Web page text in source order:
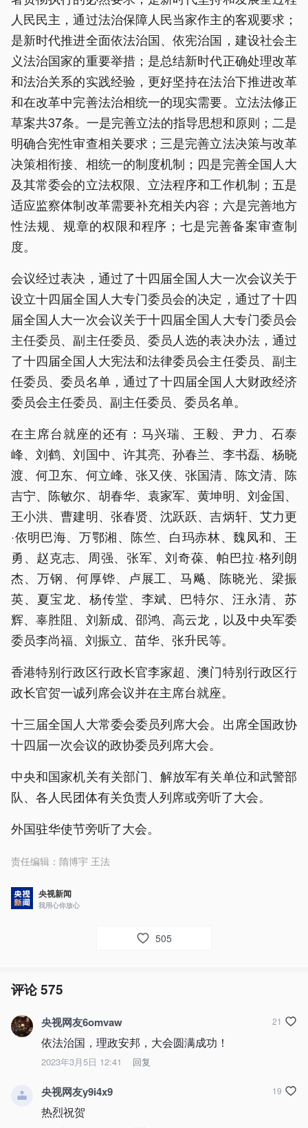
人民民主，通过法治保障人民当家作主的客观要求；
是新时代推进全面依法治国、依宪治国，建设社会主
义法治国家的重要举措；是总结新时代正确处理改革
和法治关系的实践经验，更好坚持在法治下推进改革
和在改革中完善法治相统一的现实需要。立法法修正
草案共37条。一是完善立法的指导思想和原则；二是
明确合宪性审查相关要求；三是完善立法决策与改革
决策相衔接、相统一的制度机制；四是完善全国人大
及其常委会的立法权限、立法程序和工作机制；五是
适应监察体制改革需要补充相关内容；六是完善地方
性法规、规章的权限和程序；七是完善备案审查制
度。
会议经过表决，通过了十四届全国人大一次会议关于
设立十四届全国人大专门委员会的决定，通过了十四
届全国人大一次会议关于十四届全国人大专门委员会
主任委员、副主任委员、委员人选的表决办法，通过
了十四届全国人大宪法和法律委员会主任委员、副主
任委员、委员名单，通过了十四届全国人大财政经济
委员会主任委员、副主任委员、委员名单。
在主席台就座的还有：马兴瑞、王毅、尹力、石泰
峰、刘鹤、刘国中、许其亮、孙春兰、李书磊、杨晓
渡、何卫东、何立峰、张又侠、张国清、陈文清、陈
吉宁、陈敏尔、胡春华、袁家军、黄坤明、刘金国、
王小洪、曹建明、张春贤、沈跃跃、吉炳轩、艾力更
·依明巴海、万鄂湘、陈竺、白玛赤林、魏凤和、王
勇、赵克志、周强、张军、刘奇葆、帕巴拉·格列朗
杰、万钢、何厚铧、卢展工、马飚、陈晓光、梁振
英、夏宝龙、杨传堂、李斌、巴特尔、汪永清、苏
辉、辜胜阻、刘新成、邵鸿、高云龙，以及中央军委
委员李尚福、刘振立、苗华、张升民等。
香港特别行政区行政长官李家超、澳门特别行政区行
政长官贺一诚列席会议并在主席台就座。
十三届全国人大常委会委员列席大会。出席全国政协
十四届一次会议的政协委员列席大会。
中央和国家机关有关部门、解放军有关单位和武警部
队、各人民团体有关负责人列席或旁听了大会。
外国驻华使节旁听了大会。
责任编辑： 隋博宇 王法
央视新闻
我用心你放心
505
评论575
央视网友6omvaw
依法治国，理政安邦，大会圆满成功！
2023年3月5日 12:41 回复
21
央视网友y9i4x9
热烈祝贺
19